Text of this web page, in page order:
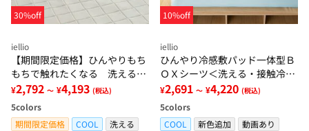
30%off
iellio
【期間限定価格】ひんやりもち
もちで触れたくなる 洗えるラ
グ＜低反発・滑りにくい・接触
冷感・防ダニ・カーペット＞
¥2,792 ～ ¥4,193 (税込)
5colors
期間限定価格
COOL
洗える
10%off
iellio
ひんやり冷感敷パッド一体型Ｂ
ＯＸシーツ＜洗える・接触冷
感・抗菌防臭・時短・家事楽・
ボックスシーツ・寝苦しさ対策
＞
¥2,691 ～ ¥4,220 (税込)
5colors
COOL
新色追加
動画あり